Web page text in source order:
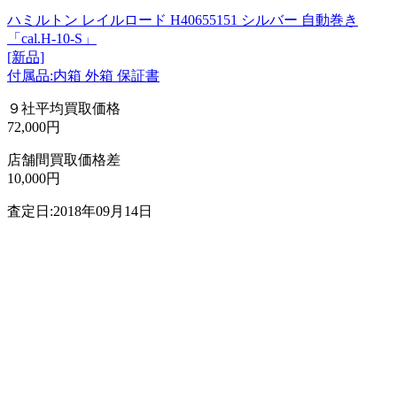
ハミルトン レイルロード H40655151 シルバー 自動巻き
「cal.H-10-S」
[新品]
付属品:内箱 外箱 保証書
９社平均買取価格
72,000円
店舗間買取価格差
10,000円
査定日:2018年09月14日